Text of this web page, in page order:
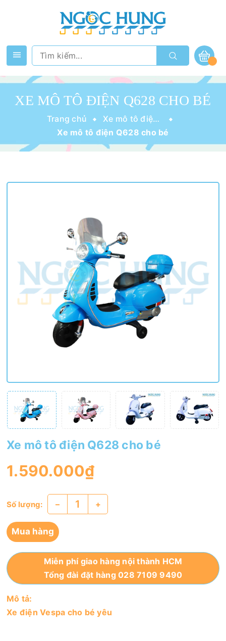
XE MÔ TÔ ĐIỆN Q628 CHO BÉ
Trang chủ
Xe mô tô điện cho bé
Xe mô tô điện Q628 cho bé
Xe mô tô điện Q628 cho bé
1.590.000₫
Số lượng: – +
Mua hàng
Miễn phí giao hàng nội thành HCM
Tổng đài đặt hàng 028 7109 9490
Mô tả:
Xe điện Vespa cho bé yêu